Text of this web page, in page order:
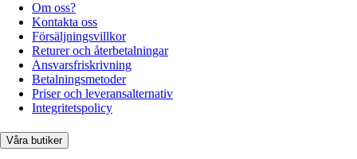
Om oss?
Kontakta oss
Försäljningsvillkor
Returer och återbetalningar
Ansvarsfriskrivning
Betalningsmetoder
Priser och leveransalternativ
Integritetspolicy
Våra butiker